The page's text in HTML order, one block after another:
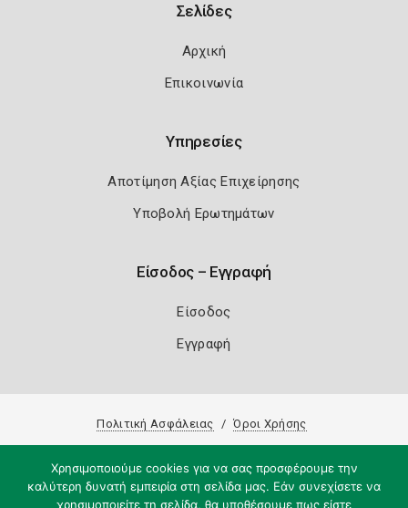
Σελίδες
Αρχική
Επικοινωνία
Υπηρεσίες
Αποτίμηση Αξίας Επιχείρησης
Υποβολή Ερωτημάτων
Είσοδος – Εγγραφή
Είσοδος
Εγγραφή
Πολιτική Ασφάλειας Όροι Χρήσης
Χρησιμοποιούμε cookies για να σας προσφέρουμε την
καλύτερη δυνατή εμπειρία στη σελίδα μας. Εάν συνεχίσετε να
χρησιμοποιείτε τη σελίδα, θα υποθέσουμε πως είστε